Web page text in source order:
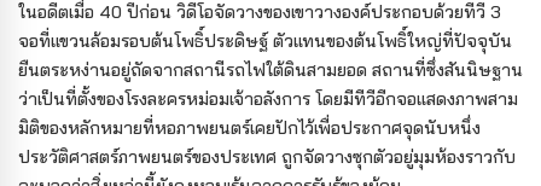
ในอดีตเมื่อ 40 ปีก่อน วิดีโอจัดวางของเขาวางองค์ประกอบด้วยทีวี 3
จอที่แขวนล้อมรอบต้นโพธิ์ประดิษฐ์ ตัวแทนของต้นโพธิ์ใหญ่ที่ปัจจุบัน
ยืนตระหง่านอยู่ถัดจากสถานีรถไฟใต้ดินสามยอด สถานที่ซึ่งสันนิษฐาน
ว่าเป็นที่ตั้งของโรงละครหม่อมเจ้าอลังการ โดยมีทีวีอีกจอแสดงภาพสาม
มิติของหลักหมายที่หอภาพยนตร์เคยปักไว้เพื่อประกาศจุดนับหนึ่ง
ประวัติศาสตร์ภาพยนตร์ของประเทศ ถูกจัดวางซุกตัวอยู่มุมห้องราวกับ